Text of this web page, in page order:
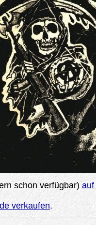
schon verfügbar) auf
verkaufen.